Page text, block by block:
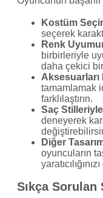
Kostüm
seçerek
Renk
birbirleriyle
daha çekici
Aksesuarları
tamamlamak
farklılaştırın.
Saç
deneyerek
Diğer
oyuncuların
Sıkça Sorulan